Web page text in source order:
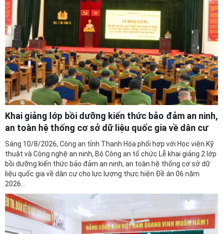
Khai giảng lớp bồi dưỡng kiến thức bảo đảm an ninh,
an toàn hệ thống cơ sở dữ liệu quốc gia về dân cư
Sáng 10/8/2026, Công an tỉnh Thanh Hóa phối hợp với Học viện Kỹ
thuật và Công nghệ an ninh, Bộ Công an tổ chức Lễ khai giảng 2 lớp
bồi dưỡng kiến thức bảo đảm an ninh, an toàn hệ thống cơ sở dữ
liệu quốc gia về dân cư cho lực lượng thực hiện Đề án 06 năm
2026...